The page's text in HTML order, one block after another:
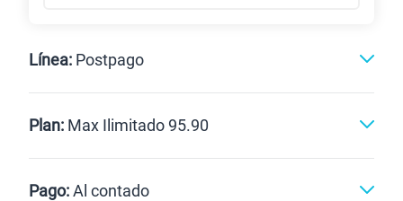
Línea: Postpago
Postpago
Plan: Max Ilimitado 95.90
Pago:Al contado